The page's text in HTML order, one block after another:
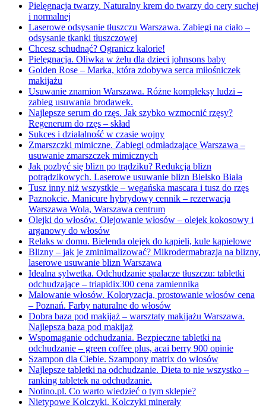
Pielęgnacja twarzy. Naturalny krem do twarzy do cery suchej
i normalnej
Laserowe odsysanie tłuszczu Warszawa. Zabiegi na ciało –
odsysanie tkanki tłuszczowej
Chcesz schudnąć? Ogranicz kalorie!
Pielęgnacja. Oliwka w żelu dla dzieci johnsons baby
Golden Rose – Marka, która zdobywa serca miłośniczek
makijażu
Usuwanie znamion Warszawa. Różne kompleksy ludzi –
zabieg usuwania brodawek.
Najlepsze serum do rzęs. Jak szybko wzmocnić rzęsy?
Regenerum do rzęs – skład
Sukces i działalność w czasie wojny
Zmarszczki mimiczne. Zabiegi odmładzające Warszawa –
usuwanie zmarszczek mimicznych
Jak pozbyć się blizn po trądziku? Redukcja blizn
potrądzikowych. Laserowe usuwanie blizn Bielsko Biała
Tusz inny niż wszystkie – wegańska mascara i tusz do rzęs
Paznokcie. Manicure hybrydowy cennik – rezerwacja
Warszawa Wola, Warszawa centrum
Olejki do włosów. Olejowanie włosów – olejek kokosowy i
arganowy do włosów
Relaks w domu. Bielenda olejek do kąpieli, kule kąpielowe
Blizny – jak je zminimalizować? Mikrodermabrazja na blizny,
laserowe usuwanie blizn Warszawa
Idealna sylwetka. Odchudzanie spalacze tłuszczu: tabletki
odchudzające – triapidix300 cena zamiennika
Malowanie włosów. Koloryzacja, prostowanie włosów cena
– Poznań. Farby naturalne do włosów
Dobra baza pod makijaż – warsztaty makijażu Warszawa.
Najlepsza baza pod makijaż
Wspomaganie odchudzania. Bezpieczne tabletki na
odchudzanie – green coffee plus, acai berry 900 opinie
Szampon dla Ciebie. Szampony matrix do włosów
Najlepsze tabletki na odchudzanie. Dieta to nie wszystko –
ranking tabletek na odchudzanie.
Notino.pl. Co warto wiedzieć o tym sklepie?
Nietypowe Kolczyki. Kolczyki minerały